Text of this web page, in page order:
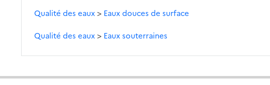
Qualité des eaux> Eaux douces de surface
Qualité des eaux> Eaux souterraines